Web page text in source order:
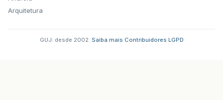
Arquitetura
GUJ: desde 2002. Saiba mais Contribuidores LGPD